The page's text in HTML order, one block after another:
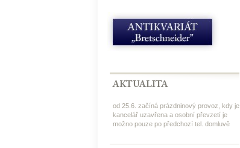
od 25.6. začíná prázdninový provoz, kdy je
kancelář uzavřena a osobní převzetí je
možno pouze po předchozí tel. domluvě